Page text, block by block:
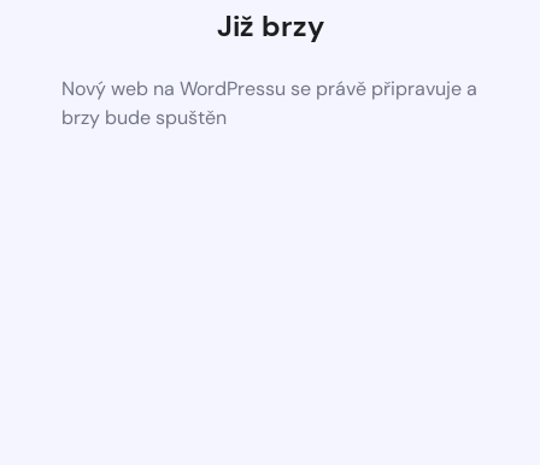
Již brzy
Nový web na WordPressu se právě připravuje a
brzy bude spuštěn